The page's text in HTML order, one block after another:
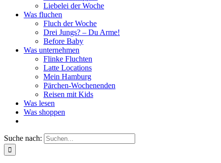
Liebelei der Woche
Was fluchen
Fluch der Woche
Drei Jungs? – Du Arme!
Before Baby
Was unternehmen
Flinke Fluchten
Latte Locations
Mein Hamburg
Pärchen-Wochenenden
Reisen mit Kids
Was lesen
Was shoppen
Suche nach: